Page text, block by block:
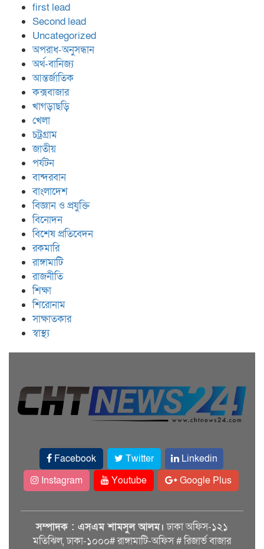
first lead
Second lead
Uncategorized
অপরাধ-অনুসন্ধান
অর্থ-বানিজ্য
আন্তর্জাতিক
কক্সবাজার
খাগড়াছড়ি
খেলা
চট্রগ্রাম
জাতীয়
পর্যটন
বান্দরবান
বাংলাদেশ
বিজ্ঞান ও প্রযুক্তি
বিনোদন
বিশেষ প্রতিবেদন
রকমারি
রাঙ্গামাটি
রাজনীতি
শিক্ষা
শিরোনাম
সাক্ষাতকার
স্বাস্থ্য
Facebook Twitter
Linkedin
Instagram
Youtube Google Plus
সম্পাদক : এসএম শামসুল আলম। ঢাকা অফিস-১২১
মতিঝিল, ঢাকা-১০০০# রাঙ্গামাটি-অফিস # রিজার্ভ বাজার